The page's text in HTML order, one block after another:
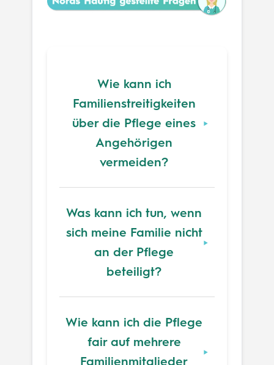
Wie kann ich
Familienstreitigkeiten
über die Pflege eines
Angehörigen
vermeiden?
Was kann ich tun, wenn
sich meine Familie nicht
an der Pflege
beteiligt?
Wie kann ich die Pflege
fair auf mehrere
Familienmitglieder